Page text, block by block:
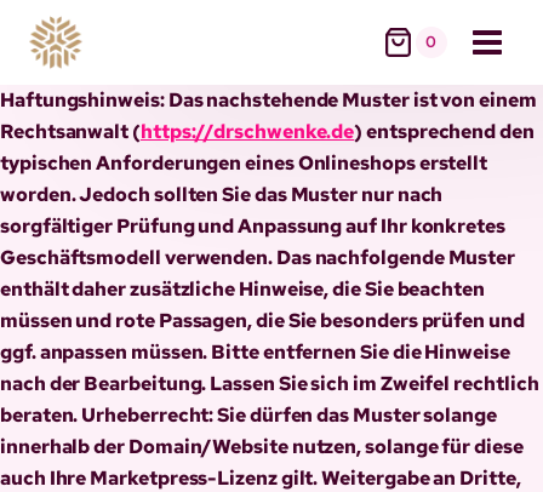
content
0
Haftungshinweis: Das nachstehende Muster ist von einem
Rechtsanwalt (https://drschwenke.de) entsprechend den
typischen Anforderungen eines Onlineshops erstellt
worden. Jedoch sollten Sie das Muster nur nach
sorgfältiger Prüfung und Anpassung auf Ihr konkretes
Geschäftsmodell verwenden. Das nachfolgende Muster
enthält daher zusätzliche Hinweise, die Sie beachten
müssen und rote Passagen, die Sie besonders prüfen und
ggf. anpassen müssen. Bitte entfernen Sie die Hinweise
nach der Bearbeitung. Lassen Sie sich im Zweifel rechtlich
beraten. Urheberrecht: Sie dürfen das Muster solange
innerhalb der Domain/Website nutzen, solange für diese
auch Ihre Marketpress-Lizenz gilt. Weitergabe an Dritte,